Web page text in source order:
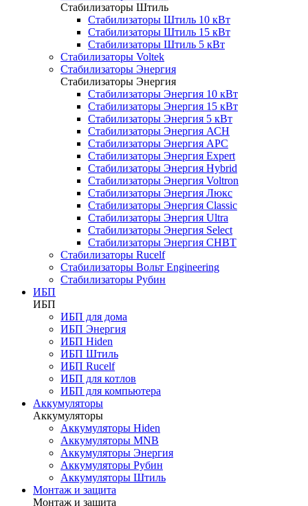
Стабилизаторы Штиль
Стабилизаторы Штиль 10 кВт
Стабилизаторы Штиль 15 кВт
Стабилизаторы Штиль 5 кВт
Стабилизаторы Voltek
Стабилизаторы Энергия
Стабилизаторы Энергия
Стабилизаторы Энергия 10 кВт
Стабилизаторы Энергия 15 кВт
Стабилизаторы Энергия 5 кВт
Стабилизаторы Энергия АСН
Стабилизаторы Энергия АРС
Стабилизаторы Энергия Expert
Стабилизаторы Энергия Hybrid
Стабилизаторы Энергия Voltron
Стабилизаторы Энергия Люкс
Стабилизаторы Энергия Classic
Стабилизаторы Энергия Ultra
Стабилизаторы Энергия Select
Стабилизаторы Энергия СНВТ
Стабилизаторы Rucelf
Стабилизаторы Вольт Engineering
Стабилизаторы Рубин
ИБП
ИБП
ИБП для дома
ИБП Энергия
ИБП Hiden
ИБП Штиль
ИБП Rucelf
ИБП для котлов
ИБП для компьютера
Аккумуляторы
Аккумуляторы
Аккумуляторы Hiden
Аккумуляторы MNB
Аккумуляторы Энергия
Аккумуляторы Рубин
Аккумуляторы Штиль
Монтаж и защита
Монтаж и защита